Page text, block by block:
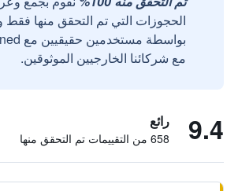
الحجوزات التي تم التحقق منها فقط
مع شركائنا الخارجيين الموثوقين.
9.4 رائع
658 من التقييمات تم التحقق منها